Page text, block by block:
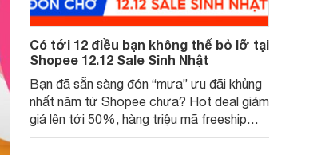
Có tới 12 điều bạn không thể bỏ lỡ tại
Shopee 12.12 Sale Sinh Nhật
Bạn đã sẵn sàng đón “mưa” ưu đãi khủng
nhất năm từ Shopee chưa? Hot deal giảm
giá lên tới 50%, hàng triệu mã freeship
cho đơn từ 0 đồng và vô số mã voucher